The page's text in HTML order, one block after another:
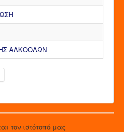
ΑΛΚΟΟΛΩΝ
τον ιστότοπό μας